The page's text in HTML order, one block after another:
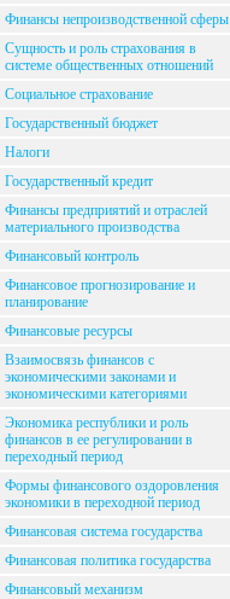
Финансы непроизводственной сферы
Сущность и роль страхования в
системе общественных отношений
Социальное страхование
Государственный бюджет
Налоги
Государственный кредит
Финансы предприятий и отраслей
материального производства
Финансовый контроль
Финансовое прогнозирование и
планирование
Финансовые ресурсы
Взаимосвязь финансов с
экономическими законами и
экономическими категориями
Экономика республики и роль
финансов в ее регулировании в
переходный период
Формы финансового оздоровления
экономики в переходной период
Финансовая система государства
Финансовая политика государства
Финансовый механизм